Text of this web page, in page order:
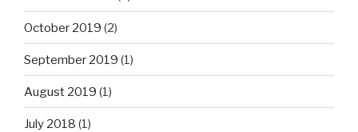
October 2019 (2)
September 2019 (1)
August 2019 (1)
July 2018 (1)